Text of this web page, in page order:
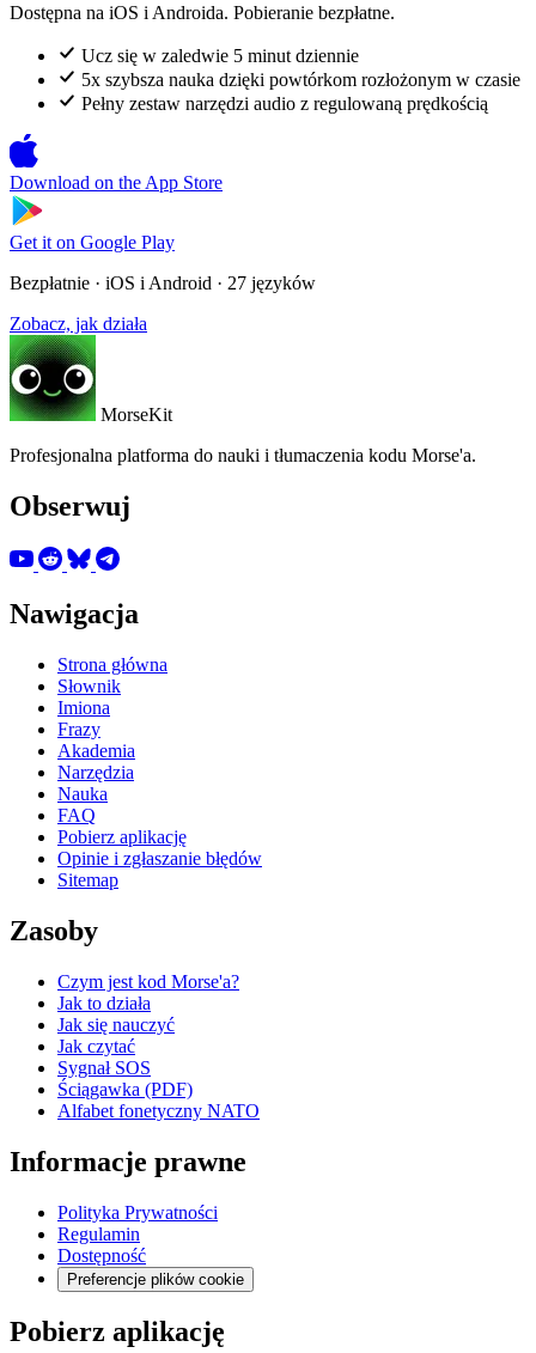
Dostępna na iOS i Androida. Pobieranie bezpłatne.
Ucz się w zaledwie 5 minut dziennie
5x szybsza nauka dzięki powtórkom rozłożonym w czasie
Pełny zestaw narzędzi audio z regulowaną prędkością
Download on the App Store
Get it on Google Play
Bezpłatnie · iOS i Android · 27 języków
Zobacz, jak działa
MorseKit
Profesjonalna platforma do nauki i tłumaczenia kodu Morse'a.
Obserwuj
Nawigacja
Strona główna
Słownik
Imiona
Frazy
Akademia
Narzędzia
Nauka
FAQ
Pobierz aplikację
Opinie i zgłaszanie błędów
Sitemap
Zasoby
Czym jest kod Morse'a?
Jak to działa
Jak się nauczyć
Jak czytać
Sygnał SOS
Ściągawka (PDF)
Alfabet fonetyczny NATO
Informacje prawne
Polityka Prywatności
Regulamin
Dostępność
Preferencje plików cookie
Pobierz aplikację